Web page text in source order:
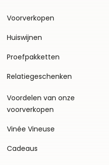
Voorverkopen
Huiswijnen
Proefpakketten
Relatiegeschenken
Voordelen van onze
voorverkopen
Vinée Vineuse
Cadeaus